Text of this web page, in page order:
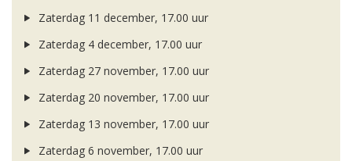
Zaterdag 11 december, 17.00 uur
Zaterdag 4 december, 17.00 uur
Zaterdag 27 november, 17.00 uur
Zaterdag 20 november, 17.00 uur
Zaterdag 13 november, 17.00 uur
Zaterdag 6 november, 17.00 uur